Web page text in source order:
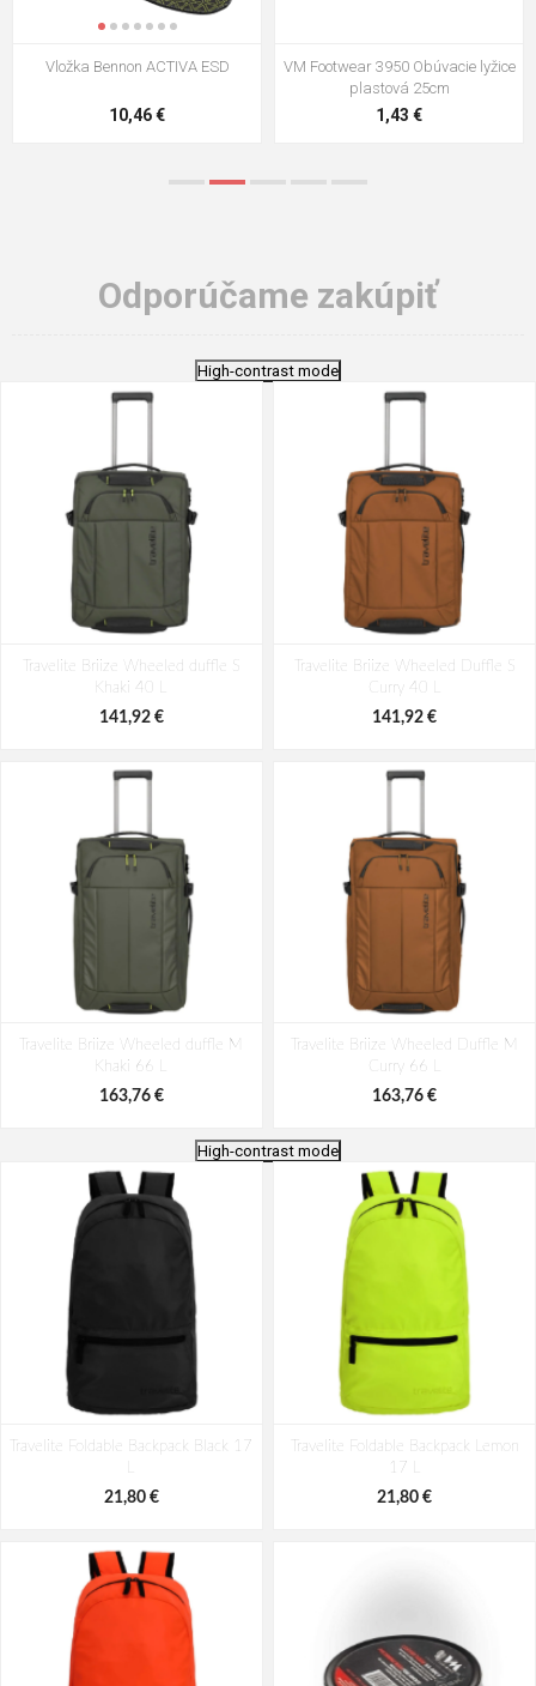
VM Footwear 3009 Vkladacia
5,21 €
VM Footwear 3102 Šnúrky ploché
0,79 €
Odporúčame zakúpiť
High-contrast mode
Travelite Briize Wheeled duffle S
Khaki 40 L
141,92 €
Travelite Briize Wheeled Duffle S
Curry 40 L
141,92 €
Travelite Briize Wheeled duffle M
Khaki 66 L
163,76 €
Travelite Briize Wheeled Duffle M
Curry 66 L
163,76 €
Duffle L Black 97 L
Black 98/119 L
141,92 €
High-contrast mode
Travelite Foldable Backpack Black 17
21,80 €
Travelite Foldable Backpack Lemon
17 L
21,80 €